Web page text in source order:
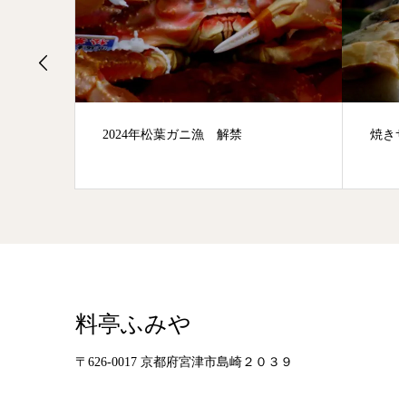
焼きサバ寿司通信販売始めました。
料亭ふみや
〒626-0017 京都府宮津市島崎２０３９